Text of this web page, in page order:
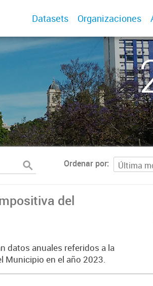
Datasets Organizaciones
Ordenar por
del
datos anuales referidos a la
Municipio en el año 2023.